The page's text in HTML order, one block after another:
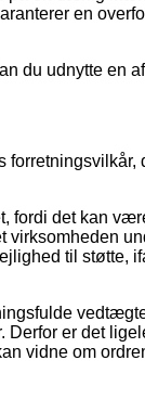
en
du udnytte en
forretningsvilkår,
fordi det kan
virksomheden
til støtte,
Derfor er det
vidne om